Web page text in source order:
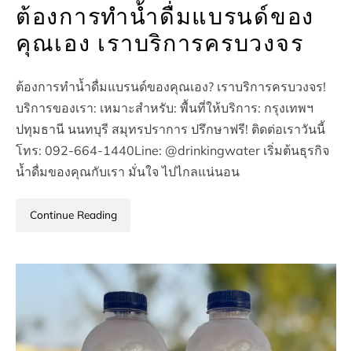
ต้องการทำน้ำดื่มแบรนด์ของ
คุณเอง เราบริการครบวงจร
ต้องการทำน้ำดื่มแบรนด์ของคุณเอง? เราบริการครบวงจร!
บริการของเรา: เหมาะสำหรับ: พื้นที่ให้บริการ: กรุงเทพฯ
ปทุมธานี นนทบุรี สมุทรปราการ ปรึกษาฟรี! ติดต่อเราวันนี้
โทร: 092-664-1440Line: @drinkingwater เริ่มต้นธุรกิจ
น้ำดื่มของคุณกับเรา มั่นใจ ไปไกลแน่นอน
Continue Reading